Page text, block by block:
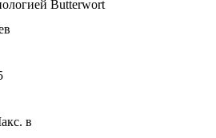
Butterwort
в